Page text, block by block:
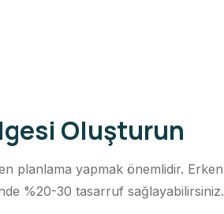
Oluşturun
planlama yapmak önemlidir. Erken
%20-30 tasarruf sağlayabilirsiniz.